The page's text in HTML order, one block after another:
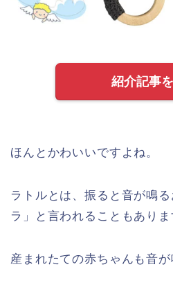
紹介記事
ほんとかわいいですよね。
ラトルとは、振ると音が鳴
ラ」と言われることもありま
産まれたての赤ちゃんも音が